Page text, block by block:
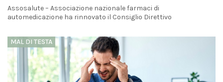
Assosalute – Associazione nazionale farmaci di
automedicazione ha rinnovato il Consiglio Direttivo
MAL DI TESTA